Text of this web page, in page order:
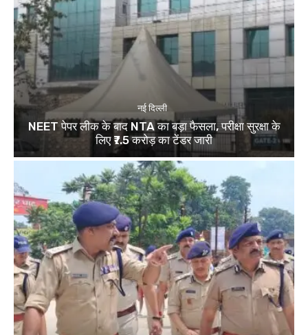
नई दिल्ली
NEET पेपर लीक के बाद NTA का बड़ा फैसला, परीक्षा सुरक्षा के
लिए ₹7.5 करोड़ का टेंडर जारी